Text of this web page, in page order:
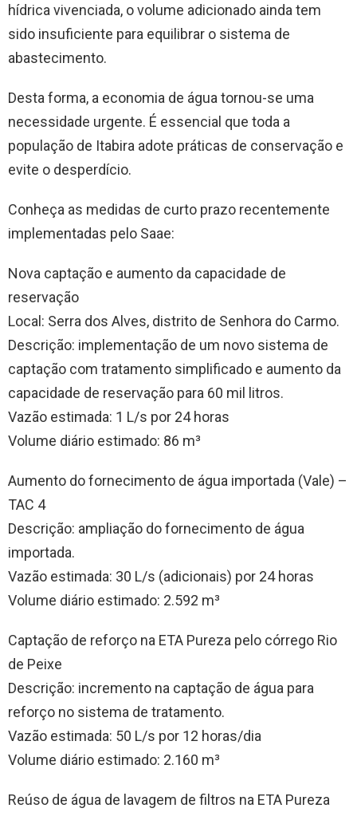
hídrica vivenciada, o volume adicionado ainda tem
sido insuficiente para equilibrar o sistema de
abastecimento.
Desta forma, a economia de água tornou-se uma
necessidade urgente. É essencial que toda a
população de Itabira adote práticas de conservação e
evite o desperdício.
Conheça as medidas de curto prazo recentemente
implementadas pelo Saae:
Nova captação e aumento da capacidade de
reservação
Local: Serra dos Alves, distrito de Senhora do Carmo.
Descrição: implementação de um novo sistema de
captação com tratamento simplificado e aumento da
capacidade de reservação para 60 mil litros.
Vazão estimada: 1 L/s por 24 horas
Volume diário estimado: 86 m³
Aumento do fornecimento de água importada (Vale) –
TAC 4
Descrição: ampliação do fornecimento de água
importada.
Vazão estimada: 30 L/s (adicionais) por 24 horas
Volume diário estimado: 2.592 m³
Captação de reforço na ETA Pureza pelo córrego Rio
de Peixe
Descrição: incremento na captação de água para
reforço no sistema de tratamento.
Vazão estimada: 50 L/s por 12 horas/dia
Volume diário estimado: 2.160 m³
Reúso de água de lavagem de filtros na ETA Pureza